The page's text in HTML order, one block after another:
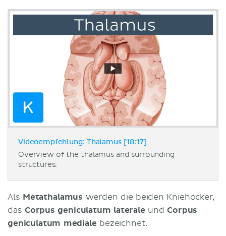
Videoempfehlung: Thalamus [18:17]
Overview of the thalamus and surrounding
structures.
Als Metathalamus werden die beiden Kniehöcker,
das Corpus geniculatum laterale undCorpus
geniculatum mediale bezeichnet.